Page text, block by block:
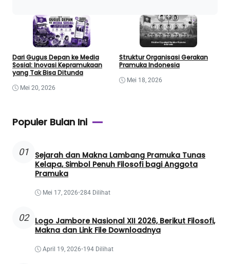
Dari Gugus Depan ke Media
Sosial: Inovasi Kepramukaan
yang Tak Bisa Ditunda
Mei 20, 2026
Struktur Organisasi Gerakan
Pramuka Indonesia
Mei 18, 2026
Populer Bulan Ini
01
Sejarah dan Makna Lambang Pramuka Tunas
Kelapa, Simbol Penuh Filosofi bagi Anggota
Pramuka
Mei 17, 2026•284 Dilihat
02
Logo Jambore Nasional XII 2026, Berikut Filosofi,
Makna dan Link File Downloadnya
April 19, 2026•194 Dilihat